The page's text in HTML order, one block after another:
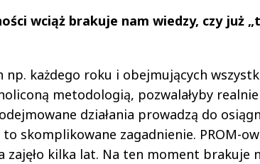
wciąż brakuje nam wiedzy, czy już
każdego roku i obejmujących
metodologią, pozwalałyby realnie
działania prowadzą do
skomplikowane zagadnienie. PROM-
zajęło kilka lat. Na ten moment brakuje